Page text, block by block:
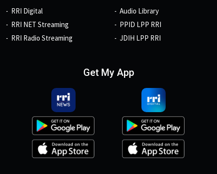
RRI Digital
RRI NET Streaming
RRI Radio Streaming
Audio Library
PPID LPP RRI
JDIH LPP RRI
Get My App